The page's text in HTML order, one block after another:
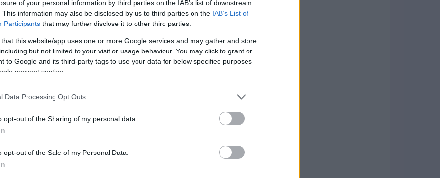
of your personal information by third parties on the IAB’s list of downstream
This information may also be disclosed by us to third parties on the IAB’s List of
Participants that may further disclose it to other third parties.
that this website/app uses one or more Google services and may gather and store
but not limited to your visit or usage behaviour. You may click to grant or
to Google and its third-party tags to use your data for below specified purposes
consent section.
Data Processing Opt Outs
opt-out of the Sharing of my personal data.
opt-out of the Sale of my Personal Data.